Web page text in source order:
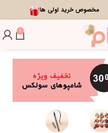
مخصوص خرید اولی ها
0